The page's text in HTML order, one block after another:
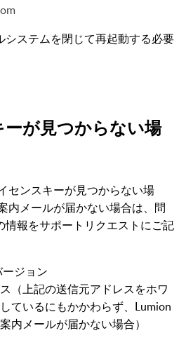
システムを閉じて再起動する必要
が見つからない場
センスキーが見つからない場
内メールが届かない場合は、問
情報をサポートリクエストにご記
ジョン
（上記の送信元アドレスをホワ
ているにもかかわらず、Lumion
内メールが届かない場合）